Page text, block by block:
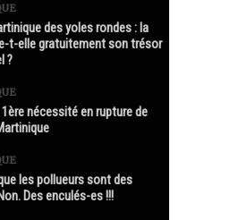
des yoles rondes : la
t-elle gratuitement son trésor
?
nécessité en rupture de
les pollueurs sont des
Des enculés-es !!!